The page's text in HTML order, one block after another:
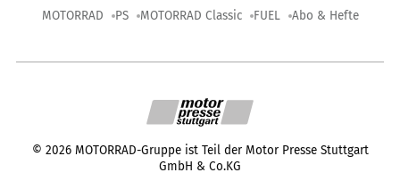
MOTORRAD PS MOTORRAD Classic FUEL Abo & Hefte
© 2026 MOTORRAD-Gruppe ist Teil der Motor Presse Stuttgart
GmbH & Co.KG